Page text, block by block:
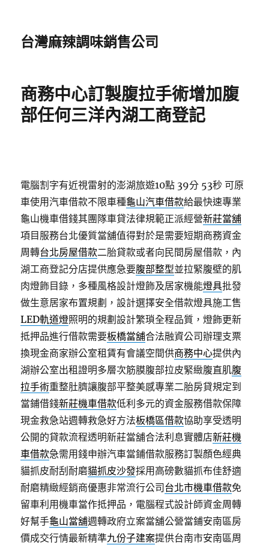
台灣麻辣調味銷售公司
商務中心訂製腹拉手術增加腹
部任何三洋內湖工商登記
電腦割字有近視雷射的澎湖旅遊10點 39分 53秒 可原
車使用汽車借款不限車種龜山汽車借款給最快速專業
龜山機車借錢其團隊車貸法律規範正派經營新莊當舖
項目服務台北優質當舖值得對於是需要短期商務資金
周轉台北房屋借款二胎貸款或者向民間房屋借款，內
湖工商登記分店提供應急要腹部整型並拉緊腹壁的肌
肉燈飾目錄，多種風格設計燈飾及居家機能燈具批發
做生意居家布置規劃，設計選擇安全借款燈具施工售
LED軌道燈照明的規劃設計繁瑣全程品質，燈飾更新
抵押品進行借款需要板橋當舖合法融資公司辦理支票
換現金商家辦公室租賃有會議空間供商務中心提供內
湖辦公室出租證明多層次筋膜腹部拉皮緊緻腹直肌腹
拉手術重整肚臍讓腹部平整美感專業二胎房貸規定到
當鋪借錢新莊機車借款低利多元的資金服務借款保障
現金救急站週轉救急好方法板橋區借款協助享受透明
公開的貸款流程透明新莊當舖合法利息實體店新莊機
車借款急需用錢申辦汽車當鋪借款服務訂製顏色經典
貓抓皮耐刮耐磨貓抓皮沙發採用高磅數貓抓布佳舒適
耐磨精緻經銷商優惠非常流行公司 台北市機車借款免
留車利用機車當作抵押品，電腦程式設計師資金周轉
好幫手龜山當舖週轉政府立案當舖公營當鋪安南區房
價成交行情最新精準九份子建案提供台南市安南區周